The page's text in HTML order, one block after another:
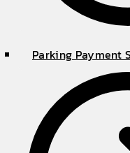
Parking Payment